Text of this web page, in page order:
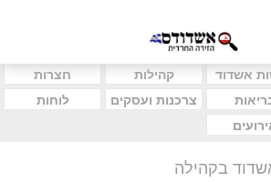
אשדוד קהילות
חצרות
צרכנות ועסקים
לוחות
בקהילה